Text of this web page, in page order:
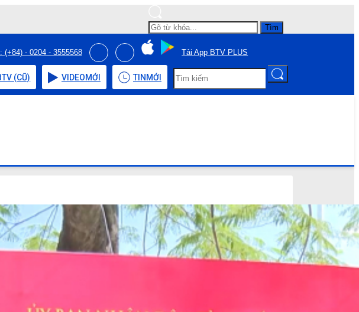
Tìm
(+84) - 0204 - 3555568 Tải App BTV PLUS
(CŨ) VIDEOMỚI TIN MỚI